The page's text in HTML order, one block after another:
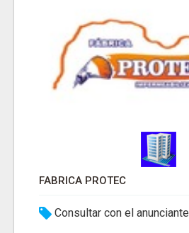
FABRICA PROTEC
Consultar con el anunciante